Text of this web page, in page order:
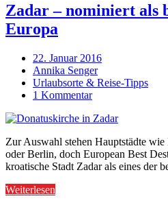
Zadar – nominiert als
Europa
22. Januar 2016
Annika Senger
Urlaubsorte & Reise-Tipps
1 Kommentar
Zur Auswahl stehen Hauptstädte
oder Berlin, doch European Best
kroatische Stadt Zadar als eines der
Weiterlesen